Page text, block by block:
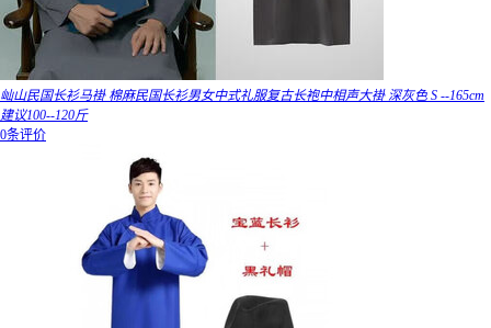
屾山民国长衫马褂 棉麻民国长衫男女中式礼服复古长袍中相声大褂 深灰色 S --165cm
建议100--120斤
0条评价